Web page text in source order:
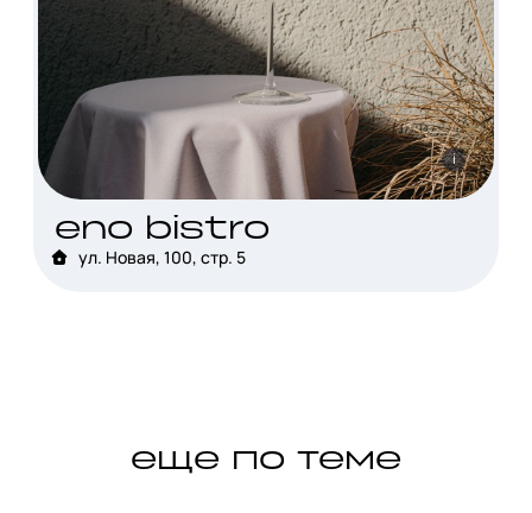
i
eno bistro
ул. Новая, 100, стр. 5
еще по теме